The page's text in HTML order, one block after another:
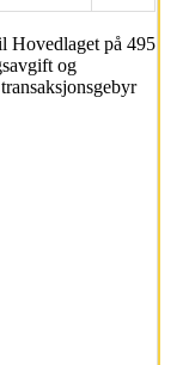
Hovedlaget på 495
og